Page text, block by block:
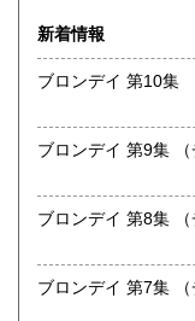
佐賀県
熊本県
宮崎県
沿線名：武蔵野線
最寄駅：新八柱
営業時間：
定休日：木曜日
書籍の買取について
お気軽にお問い合わ
哲学宗教、美術工芸
の他）
新着情報